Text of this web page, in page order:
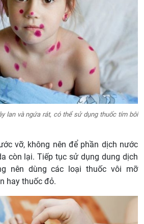
lan và ngứa rát, có thể sử dụng thuốc tím bôi
vỡ, không nên để phần dịch nước
còn lại. Tiếp tục sử dụng dung dịch
nên dùng các loại thuốc vôi mỡ
hay thuốc đỏ.